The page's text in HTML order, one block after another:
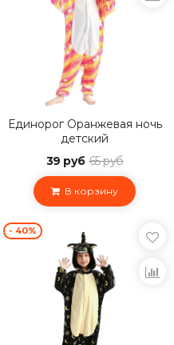
Единорог Оранжевая ночь
детский
39 руб 65 руб
В корзину
- 40%